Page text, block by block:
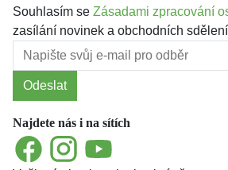
Souhlasím se Zásadami zpracování
zasílání novinek a obchodních sdělení
Odeslat
Najdete nás i na sítích
FacebookInstagramYouTube